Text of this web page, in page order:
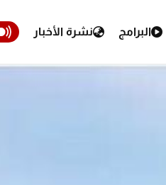
البرامج نشرة الأخبار